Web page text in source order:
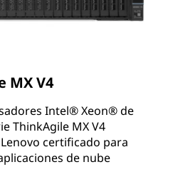
MX V4
Intel® Xeon® de
ThinkAgile MX V4
certificado para
de nube